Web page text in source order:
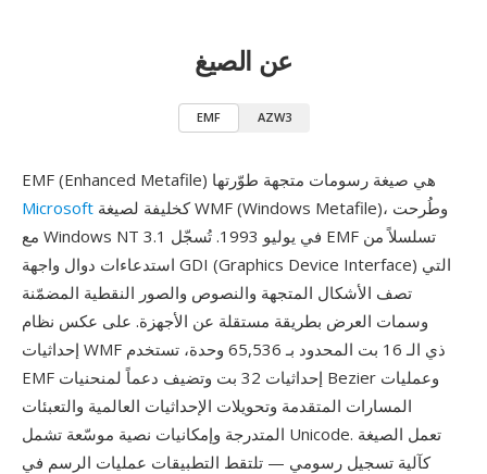
عن الصيغ
EMF AZW3
EMF (Enhanced Metafile) هي صيغة رسومات متجهة طوّرتها
Microsoft
مع Windows NT 3.1 في يوليو 1993. تُسجّل EMF تسلسلاً من
استدعاءات دوال واجهة GDI (Graphics Device Interface) التي
تصف الأشكال المتجهة والنصوص والصور النقطية المضمّنة
وسمات العرض بطريقة مستقلة عن الأجهزة. على عكس نظام
إحداثيات WMF ذي الـ 16 بت المحدود بـ 65,536 وحدة، تستخدم
EMF إحداثيات 32 بت وتضيف دعماً لمنحنيات Bezier وعمليات
المسارات المتقدمة وتحويلات الإحداثيات العالمية والتعبئات
المتدرجة وإمكانيات نصية موسّعة تشمل Unicode. تعمل الصيغة
كآلية تسجيل رسومي — تلتقط التطبيقات عمليات الرسم في